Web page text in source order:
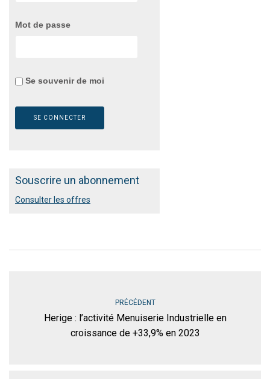
Mot de passe
Se souvenir de moi
Souscrire un abonnement
Consulter les offres
PRÉCÉDENT
Herige : l’activité Menuiserie Industrielle en
croissance de +33,9% en 2023